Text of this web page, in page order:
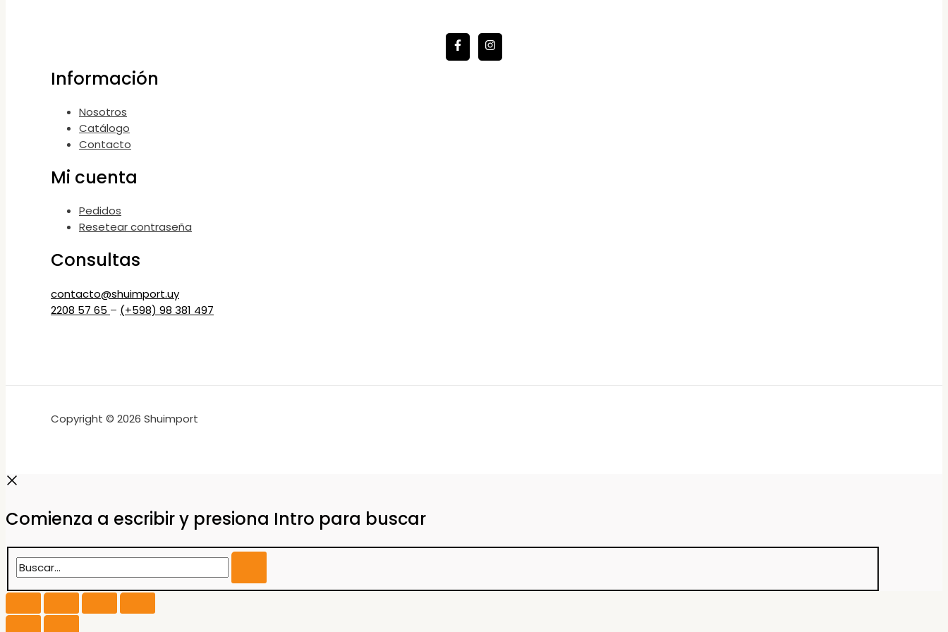
Información
Nosotros
Catálogo
Contacto
Mi cuenta
Pedidos
Resetear contraseña
Consultas
contacto@shuimport.uy
2208 57 65 – (+598) 98 381 497
Copyright © 2026 Shuimport
Comienza a escribir y presiona Intro para buscar
Buscar...